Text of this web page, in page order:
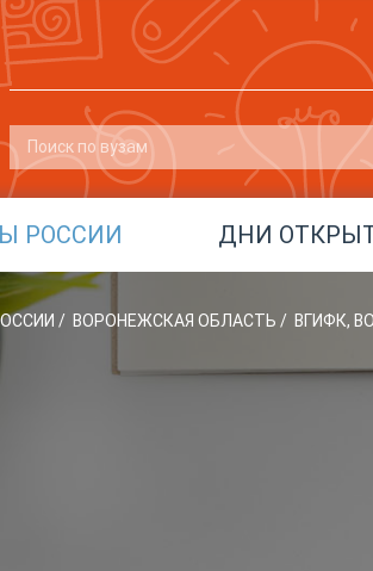
РОССИИ ДНИ
/ ВОРОНЕЖСКАЯ ОБЛАСТЬ / ВГИФК,